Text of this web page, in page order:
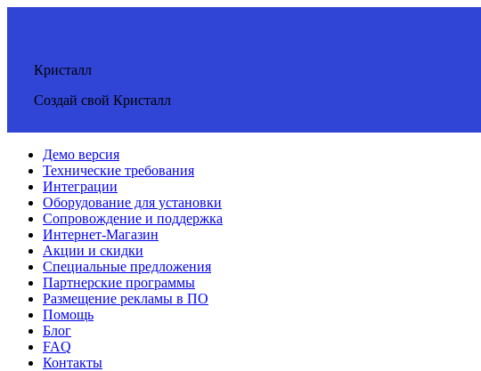
Кристалл
Создай свой Кристалл
Демо версия
Технические требования
Интеграции
Оборудование для установки
Сопровождение и поддержка
Интернет-Магазин
Акции и скидки
Специальные предложения
Партнерские программы
Размещение рекламы в ПО
Помощь
Блог
FAQ
Контакты